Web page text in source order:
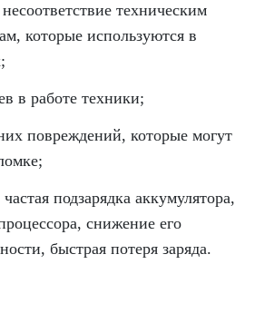
техническим
которые используются в
в работе техники;
повреждений, которые могут
подзарядка аккумулятора,
снижение его
быстрая потеря заряда.